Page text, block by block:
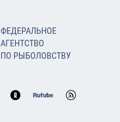
ФЕДЕРАЛЬНОЕ
АГЕНТСТВО
ПО РЫБОЛОВСТВУ